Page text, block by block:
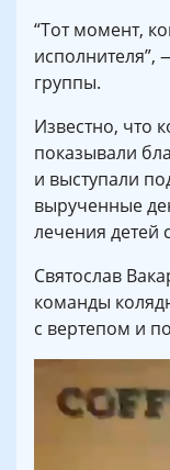
“Тот момент,
исполнителя”,
группы.
Известно, что
показывали
и выступали
вырученные
лечения детей
Святослав
команды
с вертепом и